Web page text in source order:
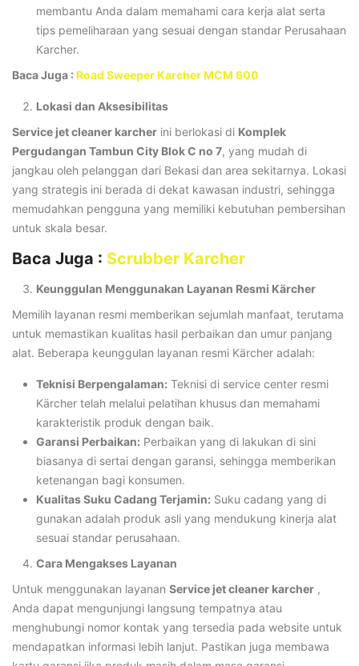
membantu Anda dalam memahami cara kerja alat serta
tips pemeliharaan yang sesuai dengan standar Perusahaan
Karcher.
Baca Juga : Road Sweeper Karcher MCM 600
Lokasi dan Aksesibilitas
Service jet cleaner karcher ini berlokasi di Komplek
Pergudangan Tambun City Blok C no 7, yang mudah di
jangkau oleh pelanggan dari Bekasi dan area sekitarnya. Lokasi
yang strategis ini berada di dekat kawasan industri, sehingga
memudahkan pengguna yang memiliki kebutuhan pembersihan
untuk skala besar.
Baca Juga : Scrubber Karcher
Keunggulan Menggunakan Layanan Resmi Kärcher
Memilih layanan resmi memberikan sejumlah manfaat, terutama
untuk memastikan kualitas hasil perbaikan dan umur panjang
alat. Beberapa keunggulan layanan resmi Kärcher adalah:
Teknisi Berpengalaman: Teknisi di service center resmi
Kärcher telah melalui pelatihan khusus dan memahami
karakteristik produk dengan baik.
Garansi Perbaikan: Perbaikan yang di lakukan di sini
biasanya di sertai dengan garansi, sehingga memberikan
ketenangan bagi konsumen.
Kualitas Suku Cadang Terjamin: Suku cadang yang di
gunakan adalah produk asli yang mendukung kinerja alat
sesuai standar perusahaan.
Cara Mengakses Layanan
Untuk menggunakan layanan Service jet cleaner karcher ,
Anda dapat mengunjungi langsung tempatnya atau
menghubungi nomor kontak yang tersedia pada website untuk
mendapatkan informasi lebih lanjut. Pastikan juga membawa